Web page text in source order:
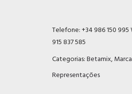
Telefone: +34 986 150 995
915 837 585
Categorias:Betamix,
Representações